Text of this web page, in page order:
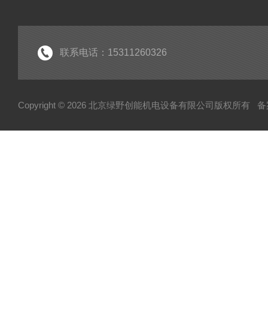
联系电话：15311260326
Copyright © 2026 北京绿野创能机电设备有限公司版权所有 备